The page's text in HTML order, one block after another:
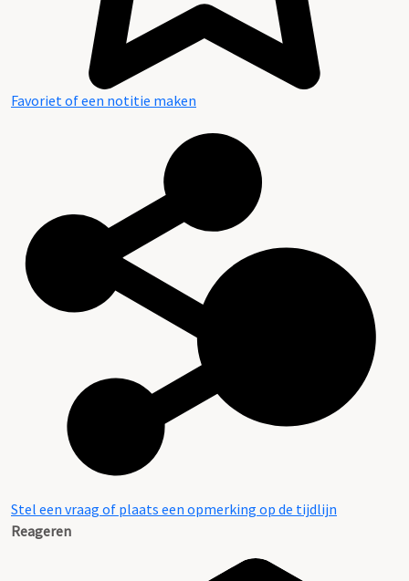
Favoriet of een notitie maken
Stel een vraag of plaats een opmerking op de tijdlijn
Reageren